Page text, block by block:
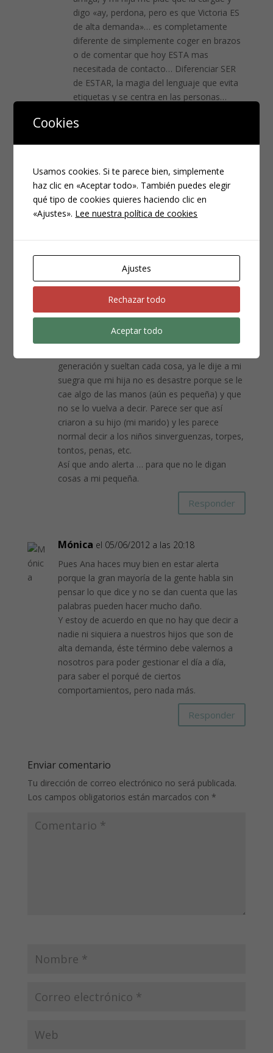
digo «ay, perdona, pero es que Victoria ES
de alta demanda»… es completamente
diferente de simplemente coger en brazos
o de comentar que hoy ESTA mas
necesitada de contacto… Diferenciar SER
de ESTAR, la magia del lenguaje que evita
etiquetas y se centra en las personas…
Rosario estoy de acuerdo en lo que dices, el
problema es que más a menudo de lo que nos
damos cuenta decimos cosas como: «Mira que
es ahí cuando le estamos poniendo la etiqueta.
el 05/06/2012 a las 16:15
no digo a otros ni a ella que es de alta
generación y sueltan cada cosa, ya le dije a mi
suegra que mi hija no es desastre porque se le
cae algo de las manos (aún es pequeña) y que
no se lo vuelva a decir. Parece ser que así
criaron a su hijo (mi marido) y les parece
normal decir a los niños sinverguenzas, torpes,
tontos, penas, etc.
Así que ando alerta … para que no le digan
cosas a mi pequeña.
Responder
Mónica el 05/06/2012 a las 20:18
Pues Ana haces muy bien en estar alerta
porque la gran mayoría de la gente habla sin
pensar lo que dice y no se dan cuenta que las
palabras pueden hacer mucho daño.
Y estoy de acuerdo en que no hay que decir a
nadie ni siquiera a nuestros hijos que son de
alta demanda, éste término debe valernos a
nosotros para poder gestionar el día a día,
para saber el porqué de ciertos
comportamientos, pero nada más.
Responder
Enviar comentario
Tu dirección de correo electrónico no será publicada.
Los campos obligatorios están marcados con *
Cookies
Usamos cookies. Si te parece bien, simplemente
haz clic en «Aceptar todo». También puedes elegir
qué tipo de cookies quieres haciendo clic en
«Ajustes». Lee nuestra política de cookies
Ajustes
Rechazar todo
Aceptar todo